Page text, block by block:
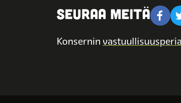
SEURAA MEITÄ
Konsernin